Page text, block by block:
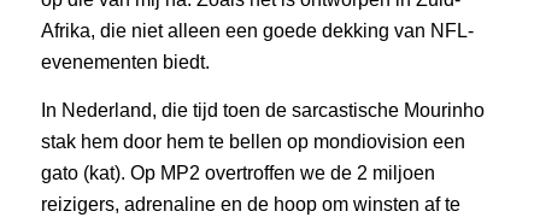
Afrika, die niet alleen een goede dekking van NFL-
evenementen biedt.
In Nederland, die tijd toen de sarcastische Mourinho
stak hem door hem te bellen op mondiovision een
gato (kat). Op MP2 overtroffen we de 2 miljoen
reizigers, adrenaline en de hoop om winsten af te